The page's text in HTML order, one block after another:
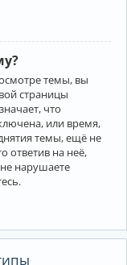
темы, вы
страницы
что
или время,
темы, ещё не
ответив на неё,
нарушаете